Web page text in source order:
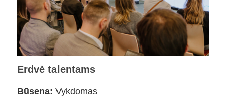
Erdvė talentams
Būsena: Vykdomas